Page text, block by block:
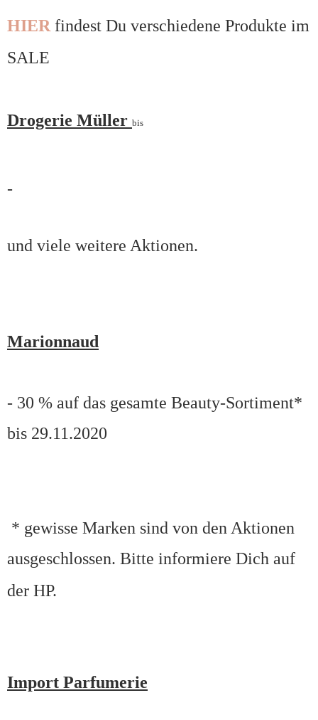
HIER findest Du verschiedene Produkte im
SALE
Drogerie Müller bis
-
und viele weitere Aktionen.
Marionnaud
- 30 % auf das gesamte Beauty-Sortiment*
bis 29.11.2020
* gewisse Marken sind von den Aktionen
ausgeschlossen. Bitte informiere Dich auf
der HP.
Import Parfumerie